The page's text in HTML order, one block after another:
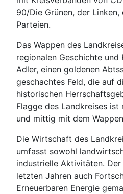
90/Die Grünen, der
Parteien.
Das Wappen des
regionalen Geschichte und
Adler, einen goldenen
geschachtes Feld, die auf
historischen
Flagge des Landkreises
und mittig mit dem
Die Wirtschaft des
umfasst sowohl
industrielle Aktivitäten.
letzten Jahren auch
Erneuerbaren Energie